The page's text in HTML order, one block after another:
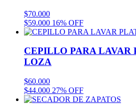
$70.000
$59.000 16% OFF
CEPILLO PARA LAVAR
LOZA
$60.000
$44.000 27% OFF